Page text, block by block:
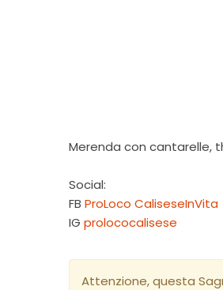
Merenda con cantarelle,
Social:
FB ProLoco CaliseseInVita
IG prolococalisese
Attenzione, questa